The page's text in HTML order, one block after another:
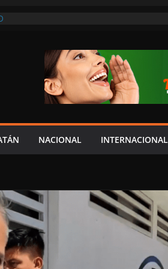
EN POMUCH, HECELCHAKÁN; ¿Y LA
LAYDA Y MARCELA?
JAGUAR: 06 DE AGOSTO DE 2026
Y MAYOR INSEGURIDAD CON
NACIONAL INTERNACIONAL